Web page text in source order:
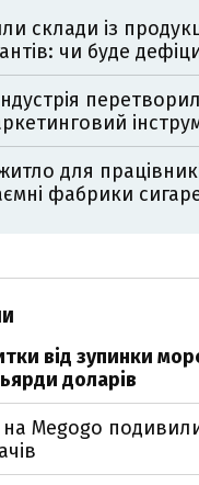
склади із
чи буде
для
фабрики
від зупинки
доларів
Megogo